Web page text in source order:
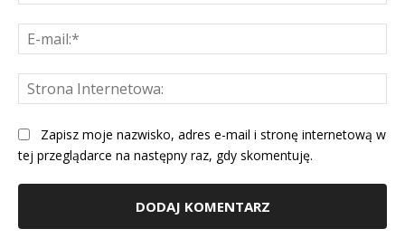
Zapisz moje nazwisko, adres e-mail i stronę internetową w
tej przeglądarce na następny raz, gdy skomentuję.